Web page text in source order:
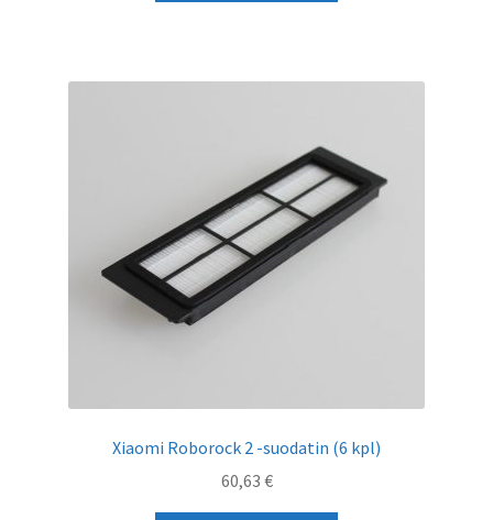
Xiaomi Roborock 2 -suodatin (6 kpl)
60,63 €